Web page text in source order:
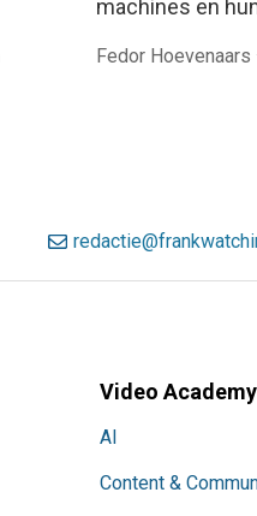
machines en
Fedor Hoevenaars
Video Academy
AI
Content &